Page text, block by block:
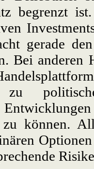
begrenzt
gerade
Bei anderen
zu
können.